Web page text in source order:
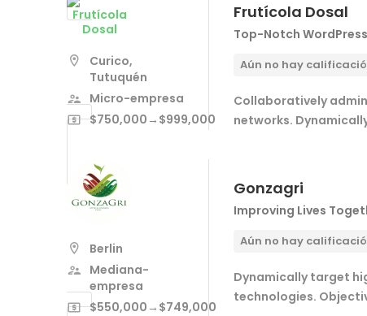
Curico,
Tutuquén
Micro-empresa
$750,000→$999,000
Frutícola Dosal
Top-Notch
Aún no hay
Collaboratively
networks.
Berlin
Mediana-
empresa
$550,000→$749,000
Gonzagri
Improving Lives
Aún no hay
Dynamically target
technologies.